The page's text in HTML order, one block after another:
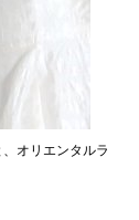
オリエンタルラ